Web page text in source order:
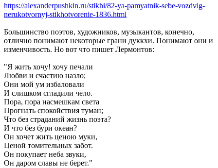
https://alexanderpushkin.ru/stikhi/82-ya-pamyatnik-sebe-vozdvig-
nerukotvornyj-stikhotvorenie-1836.html
Большинство поэтов, художников, музыкантов, конечно,
отлично понимают некоторые грани дуккхи. Понимают они и
изменчивость. Но вот что пишет Лермонтов:
"Я жить хочу! хочу печали
Любви и счастию назло;
Они мой ум избаловали
И слишком сгладили чело.
Пора, пора насмешкам света
Прогнать спокойствия туман;
Что без страданий жизнь поэта?
И что без бури океан?
Он хочет жить ценою муки,
Ценой томительных забот.
Он покупает неба звуки,
Он даром славы не берет."